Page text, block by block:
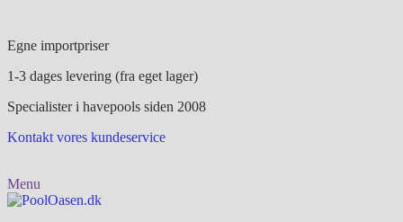
Egne importpriser
1-3 dages levering (fra eget lager)
Specialister i havepools siden 2008
Kontakt vores kundeservice
Menu